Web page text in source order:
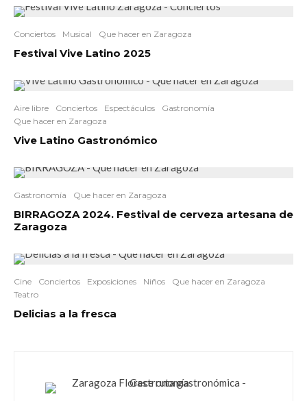
Conciertos Musical Que hacer en Zaragoza
Festival Vive Latino 2025
Aire libre Conciertos Espectáculos
Gastronomía
Que hacer en Zaragoza
Vive Latino Gastronómico
Gastronomía Que hacer en Zaragoza
BIRRAGOZA 2024. Festival de cerveza artesana de
Zaragoza
Cine Conciertos Exposiciones Niños
Que hacer en Zaragoza
Teatro
Delicias a la fresca